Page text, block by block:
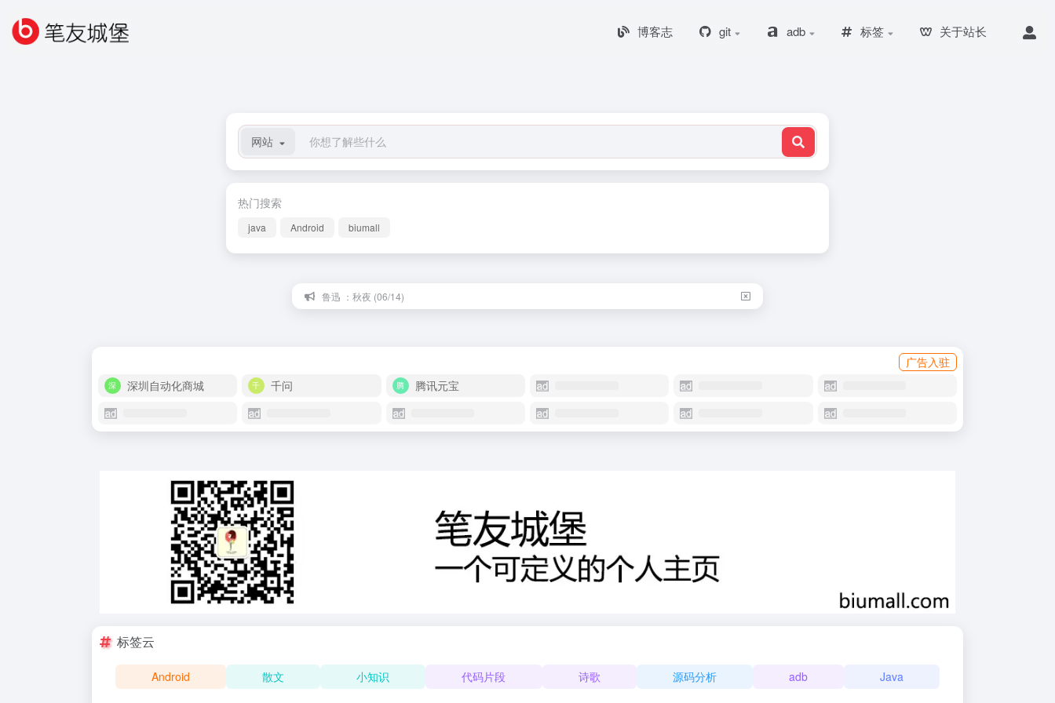
博客志 git adb 标签 关于站长
网站
热门搜索
java Android biumall
鲁迅 ：秋夜 (06/14)
广告入驻
深圳自动化商城
千问 腾讯元宝
标签云
Android 散文 小知识 代码片段 诗歌 源码分析 adb Java